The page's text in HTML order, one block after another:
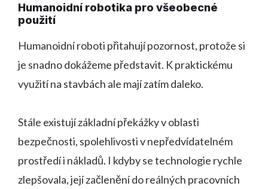
Humanoidní robotika pro všeobecné
použití
Humanoidní roboti přitahují pozornost, protože si
je snadno dokážeme představit. K praktickému
využití na stavbách ale mají zatím daleko.
Stále existují základní překážky v oblasti
bezpečnosti, spolehlivosti v nepředvídatelném
prostředí i nákladů. I kdyby se technologie rychle
zlepšovala, její začlenění do reálných pracovních